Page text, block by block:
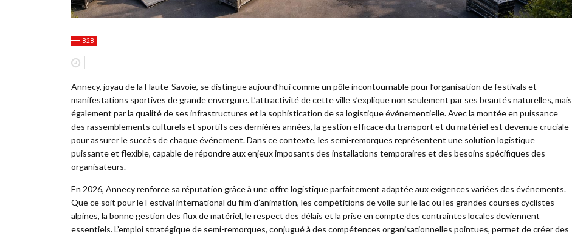
B2B
Annecy, joyau de la Haute-Savoie, se distingue aujourd’hui comme un pôle incontournable pour l’organisation de festivals et
manifestations sportives de grande envergure. L’attractivité de cette ville s’explique non seulement par ses beautés naturelles, mais
également par la qualité de ses infrastructures et la sophistication de sa logistique événementielle. Avec la montée en puissance
des rassemblements culturels et sportifs ces dernières années, la gestion efficace du transport et du matériel est devenue cruciale
pour assurer le succès de chaque événement. Dans ce contexte, les semi-remorques représentent une solution logistique
puissante et flexible, capable de répondre aux enjeux imposants des installations temporaires et des besoins spécifiques des
organisateurs.
En 2026, Annecy renforce sa réputation grâce à une offre logistique parfaitement adaptée aux exigences variées des événements.
Que ce soit pour le Festival international du film d’animation, les compétitions de voile sur le lac ou les grandes courses cyclistes
alpines, la bonne gestion des flux de matériel, le respect des délais et la prise en compte des contraintes locales deviennent
essentiels. L’emploi stratégique de semi-remorques, conjugué à des compétences organisationnelles pointues, permet de créer des